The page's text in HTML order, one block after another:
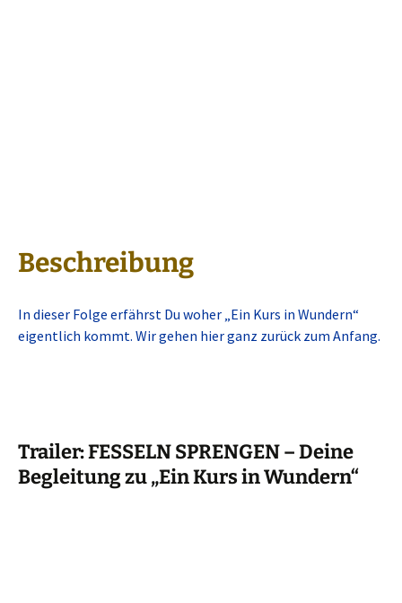
Beschreibung
In dieser Folge erfährst Du woher „Ein Kurs in Wundern“
eigentlich kommt. Wir gehen hier ganz zurück zum Anfang.
Trailer: FESSELN SPRENGEN – Deine
Begleitung zu „Ein Kurs in Wundern“